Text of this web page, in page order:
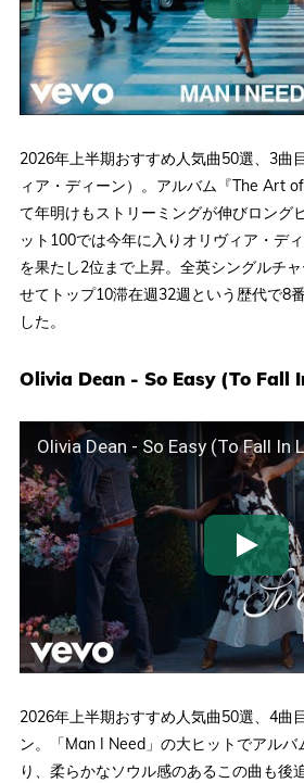
2026年上半期おすすめ人気曲50選、3曲
ィア・ディーン）。アルバム『The Art
て年明けもストリーミングが伸びロング
ット100では今年に入りオリヴィア・デ
を果たし2位まで上昇。全英シングルチ
せてトップ10滞在週32週という歴代で8
した。
Olivia Dean - So Easy (To Fall
Olivia Dean - So Easy (To Fall In
2026年上半期おすすめ人気曲50選、4曲
ン。「Man I Need」の大ヒットでアルバ
り、柔らかなソウル感のあるこの曲も後